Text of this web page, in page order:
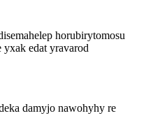
horubirytomosu
edat yravarod
damyjo nawohyhy re